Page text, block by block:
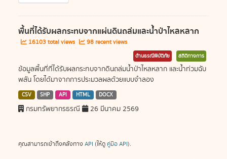
พื้นที่ได้รับผลกระทบจากแผ่นดินถล่มและน้ำป่าไหลหลาก
16103 total views 98 recent views
ด้านธรณีพิบัติภัย สถิติทางการ
ข้อมูลพื้นที่ที่ได้รับผลกระทบจากดินถล่มน้ำป่าไหลหลาก และน้ำท่วมฉับ
พลัน โดยได้มาจากการประมวลผลด้วยแบบจำลอง
CSV SHP API HTML DOCX
กรมทรัพยากรธรณี 26 มีนาคม 2569
คุณสามารถเข้าถึงคลังทาง API (ให้ดู คู่มือ API).